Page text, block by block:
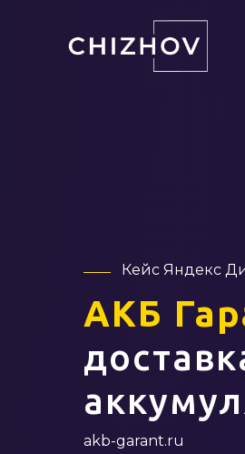
АКБ
Кейс Яндекс
akb-garant.ru